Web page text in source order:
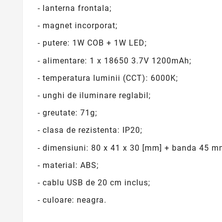
- lanterna frontala;
- magnet incorporat;
- putere: 1W COB + 1W LED;
- alimentare: 1 x 18650 3.7V 1200mAh;
- temperatura luminii (CCT): 6000K;
- unghi de iluminare reglabil;
- greutate: 71g;
- clasa de rezistenta: IP20;
- dimensiuni: 80 x 41 x 30 [mm] + banda 45
- material: ABS;
- cablu USB de 20 cm inclus;
- culoare: neagra.